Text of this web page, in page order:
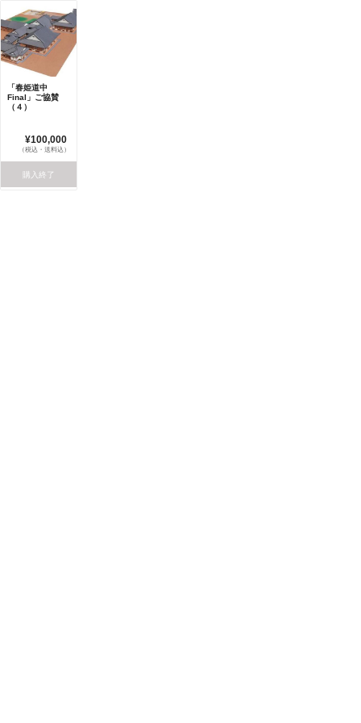
「春姫道中
Final」ご協賛
（４）
¥100,000
（税込・送料込）
購入終了